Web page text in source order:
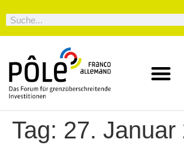
Tag: 27. Januar